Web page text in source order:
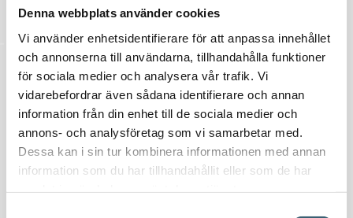
Denna webbplats använder cookies
Vi använder enhetsidentifierare för att anpassa innehållet
och annonserna till användarna, tillhandahålla funktioner
för sociala medier och analysera vår trafik. Vi
vidarebefordrar även sådana identifierare och annan
information från din enhet till de sociala medier och
annons- och analysföretag som vi samarbetar med.
Dessa kan i sin tur kombinera informationen med annan
information som du har tillhandahållit eller som de har